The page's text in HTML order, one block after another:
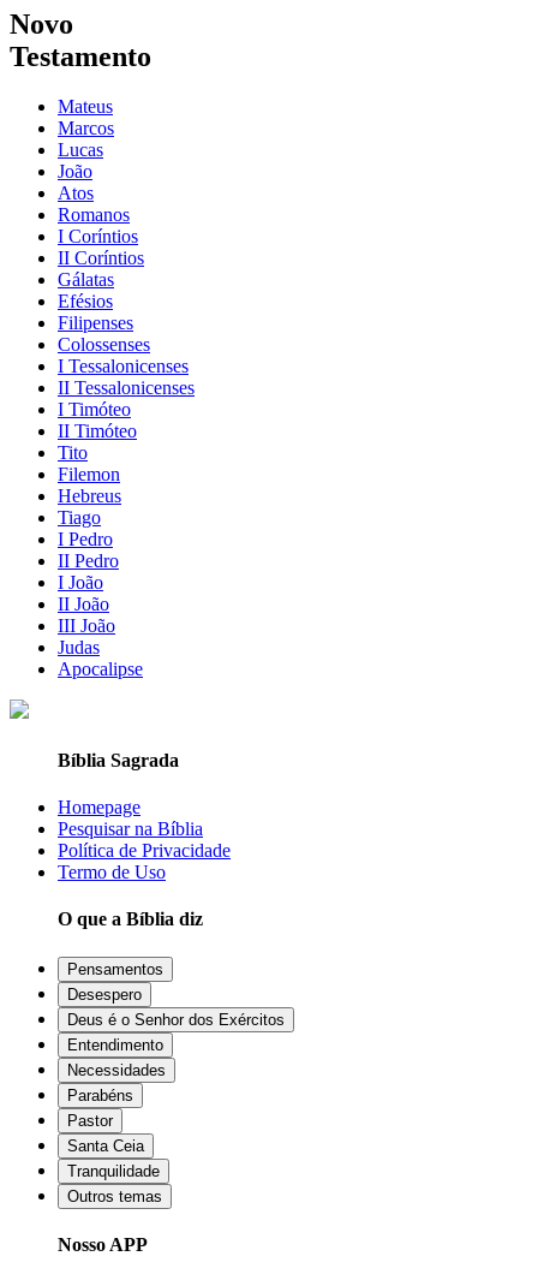
Novo
Testamento
Mateus
Marcos
Lucas
João
Atos
Romanos
I Coríntios
II Coríntios
Gálatas
Efésios
Filipenses
Colossenses
I Tessalonicenses
II Tessalonicenses
I Timóteo
II Timóteo
Tito
Filemon
Hebreus
Tiago
I Pedro
II Pedro
I João
II João
III João
Judas
Apocalipse
Bíblia Sagrada
Homepage
Pesquisar na Bíblia
Política de Privacidade
Termo de Uso
O que a Bíblia diz
Pensamentos
Desespero
Deus é o Senhor dos Exércitos
Entendimento
Necessidades
Parabéns
Pastor
Santa Ceia
Tranquilidade
Outros temas
Nosso APP